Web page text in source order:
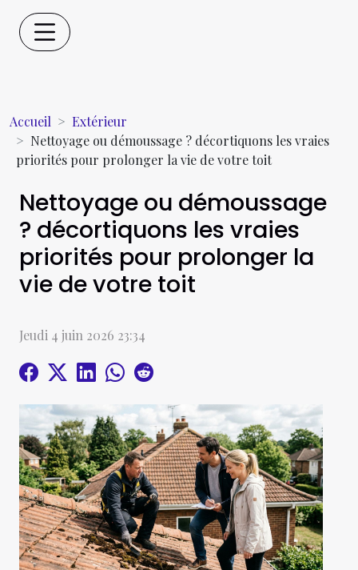
Accueil
Extérieur
Nettoyage ou démoussage ? décortiquons les vraies
priorités pour prolonger la vie de votre toit
Nettoyage ou démoussage
? décortiquons les vraies
priorités pour prolonger la
vie de votre toit
Jeudi 4 juin 2026 23:34